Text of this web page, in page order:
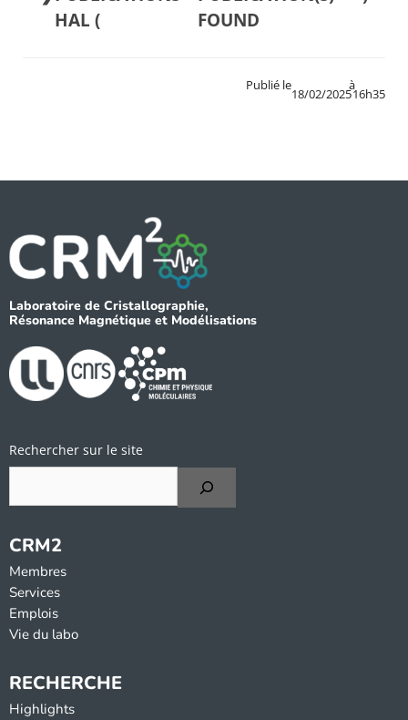
HAL (
Publié le
18/02/2025
à
16h35
Laboratoire de Cristallographie,
Résonance Magnétique et Modélisations
Rechercher sur le site
CRM2
Membres
Services
Emplois
Vie du labo
RECHERCHE
Highlights